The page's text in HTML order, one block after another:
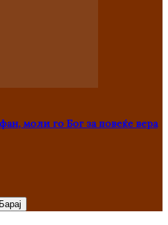
моли го Бог за повеќе вера